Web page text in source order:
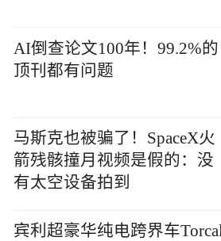
AI倒查论文100年！99.2%的
顶刊都有问题
马斯克也被骗了！SpaceX火
箭残骸撞月视频是假的：没
有太空设备拍到
宾利超豪华纯电跨界车Torcal